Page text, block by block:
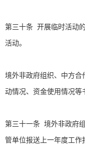
第三十条 开展临时活动
活动。
境外非政府组织、中方
动情况、资金使用情况等
第三十一条 境外非政府
管单位报送上一年度工作